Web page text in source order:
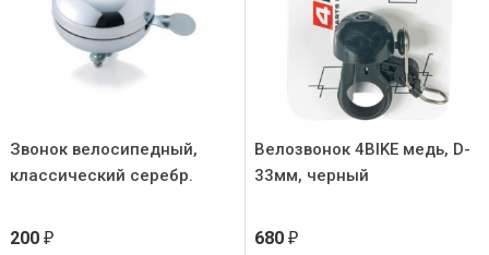
Звонок велосипедный,
классический серебр.
200 ₽
Велозвонок 4BIKE медь, D-
33мм, черный
680 ₽